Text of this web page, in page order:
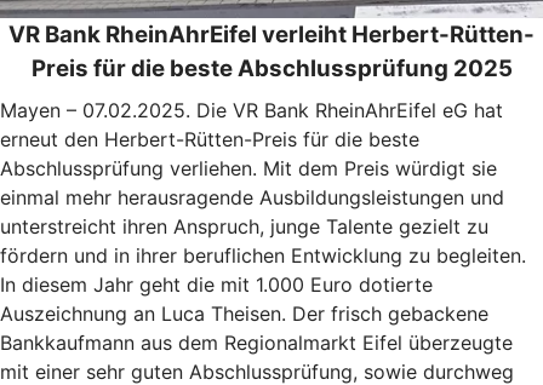
VR Bank RheinAhrEifel verleiht Herbert-Rütten-
Preis für die beste Abschlussprüfung 2025
Mayen – 07.02.2025. Die VR Bank RheinAhrEifel eG hat
erneut den Herbert-Rütten-Preis für die beste
Abschlussprüfung verliehen. Mit dem Preis würdigt sie
einmal mehr herausragende Ausbildungsleistungen und
unterstreicht ihren Anspruch, junge Talente gezielt zu
fördern und in ihrer beruflichen Entwicklung zu begleiten.
In diesem Jahr geht die mit 1.000 Euro dotierte
Auszeichnung an Luca Theisen. Der frisch gebackene
Bankkaufmann aus dem Regionalmarkt Eifel überzeugte
mit einer sehr guten Abschlussprüfung, sowie durchweg